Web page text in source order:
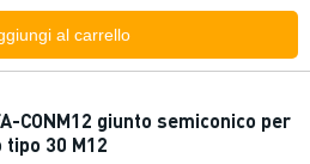
al carrello
CONM12 giunto semiconico per
30 M12